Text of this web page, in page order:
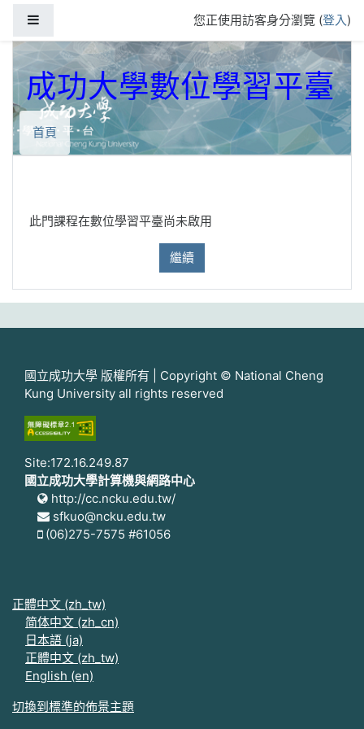
您正使用訪客身分瀏覽 (登入)
成功大學數位學習平臺
首頁
此門課程在數位學習平臺尚未啟用
繼續
國立成功大學 版權所有 | Copyright © National Cheng
Kung University all rights reserved
Site:172.16.249.87
國立成功大學計算機與網路中心
http://cc.ncku.edu.tw/
sfkuo@ncku.edu.tw
(06)275-7575 #61056
正體中文 ‎(zh_tw)‎
简体中文 ‎(zh_cn)‎
日本語 ‎(ja)‎
正體中文 ‎(zh_tw)‎
English ‎(en)‎
切換到標準的佈景主題